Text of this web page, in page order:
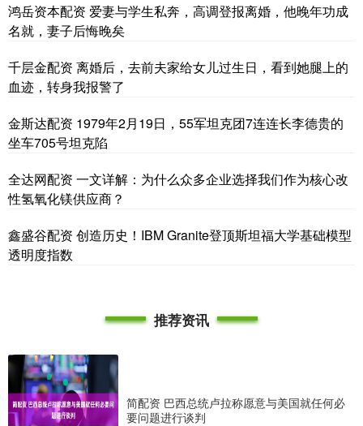
鸿岳资本配资 爱妻与学生私奔，高调登报离婚，他晚年功成
名就，妻子后悔晚矣
千层金配资 离婚后，去前夫家给女儿过生日，看到她腿上的
血迹，转身我报警了
金斯达配资 1979年2月19日，55军坦克团7连连长李德贵的
坐车705号坦克陷
全达网配资 一文详解：为什么众多企业选择我们作为核心改
性氢氧化镁供应商？
鑫盛谷配资 创造历史！IBM Granite登顶斯坦福大学基础模型
透明度指数
推荐资讯
简配资 巴西总统卢拉称愿意与美国就任何必
要问题进行谈判